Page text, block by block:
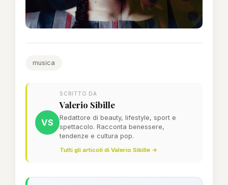
musica
VS
SCRITTO DA
Valerio Sibille
Redattore di beauty, lifestyle, sport e
spettacolo. Racconta benessere,
tendenze e cultura pop.
Tutti gli articoli di Valerio Sibille →